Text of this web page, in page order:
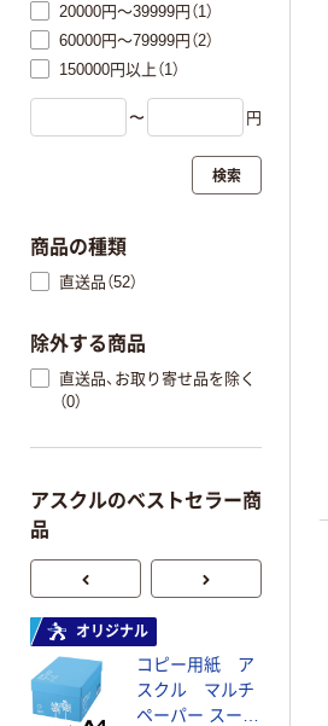
20000円～39999円（1）
60000円～79999円（2）
150000円以上（1）
〜 円
検索
商品の種類
直送品（52）
除外する商品
直送品、お取り寄せ品を除く
（0）
アスクルのベストセラー商
品
オリジナル
コピー用紙 ア
スクル マルチ
ペーパー スーパ